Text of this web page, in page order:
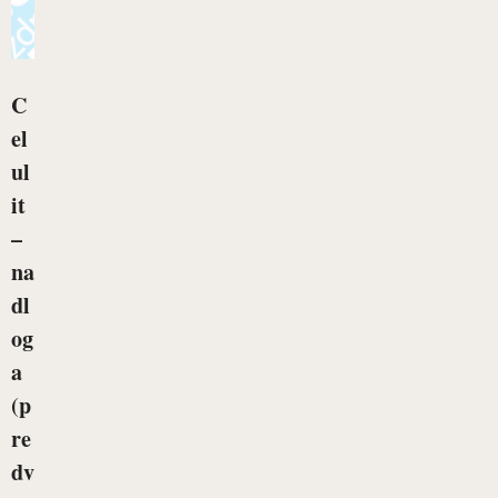
C
el
ul
it
–
na
dl
og
a
(p
re
dv